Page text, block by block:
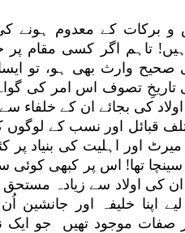
برکات کے معدوم ہونے
تاہم اگر کسی مقام پر
وارث بھی ہو، تو ایسا
تاریخِ تصوف اس امر کی
کی بجائے ان کے خلفاء سے
قبائل اور نسب کے لوگوں
اور اہلیت کی بنیاد پر
تھا! اس پر کبھی کوئی
کی اولاد سے زیادہ مستحق
اپنا خلیفہ اور جانشین اُن
صفات موجود تھیں جو ایک